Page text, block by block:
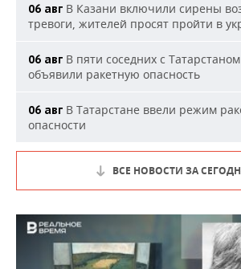
06 авг В Казани включили сирены
тревоги, жителей просят пройти в
06 авг В пяти соседних с
объявили ракетную опасность
06 авг В Татарстане ввели режим
опасности
ВСЕ НОВОСТИ ЗА